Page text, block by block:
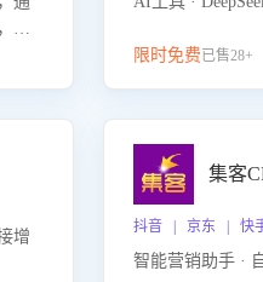
精
驱
限时免费已售28+
增
集客
抖音 | 京东 | 快
智能营销助手 ·